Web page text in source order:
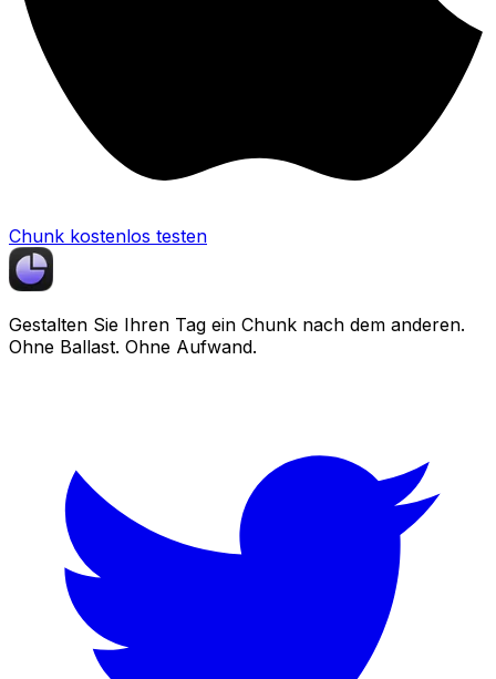
Chunk kostenlos testen
Gestalten Sie Ihren Tag ein Chunk nach dem anderen.
Ohne Ballast. Ohne Aufwand.